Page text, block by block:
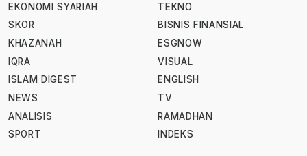
EKONOMI SYARIAH
SKOR
KHAZANAH
IQRA
ISLAM DIGEST
NEWS
ANALISIS
SPORT
TEKNO
BISNIS FINANSIAL
ESGNOW
VISUAL
ENGLISH
TV
RAMADHAN
INDEKS